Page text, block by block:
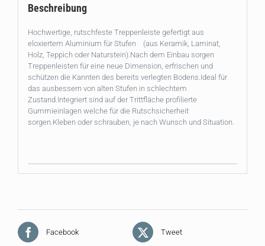
Beschreibung
Hochwertige, rutschfeste Treppenleiste gefertigt aus
eloxiertem Aluminium für Stufen (aus Keramik, Laminat,
Holz, Teppich oder Naturstein).Nach dem Einbau sorgen
Treppenleisten für eine neue Dimension, erfrischen und
schützen die Kannten des bereits verlegten Bodens.Ideal für
das ausbessern von alten Stufen in schlechtem
Zustand.Integriert sind auf der Trittfläche profilierte
Gummieinlagen welche für die Rutschsicherheit
sorgen.Kleben oder schrauben, je nach Wunsch und Situation.
Facebook Tweet